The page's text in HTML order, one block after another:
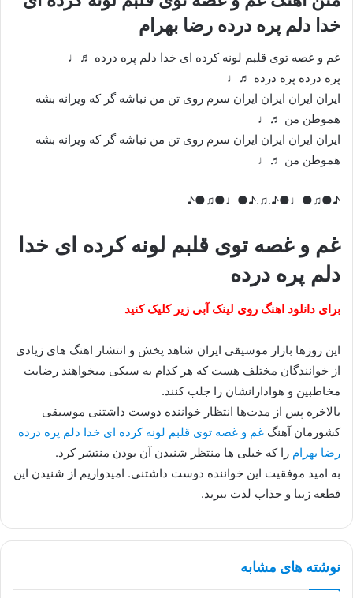
خدا دلم پره درده رضا بهرام
غم و غصه توی قلبم لونه کرده ای خدا دلم پره درده ♬♩
پره درده پره درده ♬♩
ایران ایران ایران ایران سرم روی تن من نباشه گر که ویرانه بشه
هموطن من ♬♩
ایران ایران ایران ایران سرم روی تن من نباشه گر که ویرانه بشه
هموطن من ♬♩
♪●♫●♩●♪.♫.♪●♩●♫●♪
غم و غصه توی قلبم لونه کرده ای خدا
دلم پره درده
برای دانلود اهنگ روی لینک آبی زیر کلیک کنید
این روزها بازار موسیقی ایران شاهد پخش و انتشار اهنگ های زیادی
از خوانندگان مختلف هست که هر کدام به سبکی میخواهند رضایت
مخاطبین و هوادارانشان را جلب کنند.
بالاخره پس از مدت‌ها انتظار خواننده دوست داشتنی موسیقی
کشورمان آهنگ غم و غصه توی قلبم لونه کرده ای خدا دلم پره درده
رضا بهرام را که خیلی ها منتظر شنیدن آن بودن منتشر کرد.
به امید موفقیت این خواننده دوست داشتنی. امیدواریم از شنیدن این
قطعه زیبا و جذاب لذت ببرید.
نوشته های مشابه